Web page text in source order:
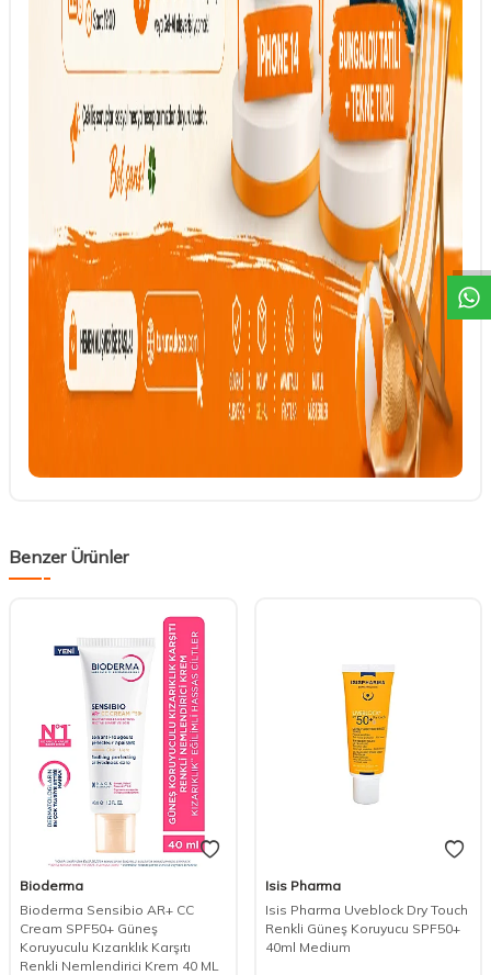
DESTEK
Benzer Ürünler
Bioderma
Bioderma Sensibio AR+ CC
Cream SPF50+ Güneş
Koruyuculu Kızarıklık Karşıtı
Renkli Nemlendirici Krem 40 ML
Isis Pharma
Isis Pharma Uveblock Dry Touch
Renkli Güneş Koruyucu SPF50+
40ml Medium